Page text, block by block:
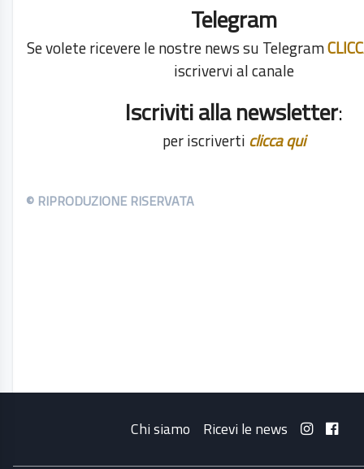
Telegram
Se volete ricevere le nostre news su Telegram
iscrivervi al canale
Iscriviti alla newsletter:
per iscriverti clicca qui
© RIPRODUZIONE RISERVATA
Chi siamo Ricevi le news